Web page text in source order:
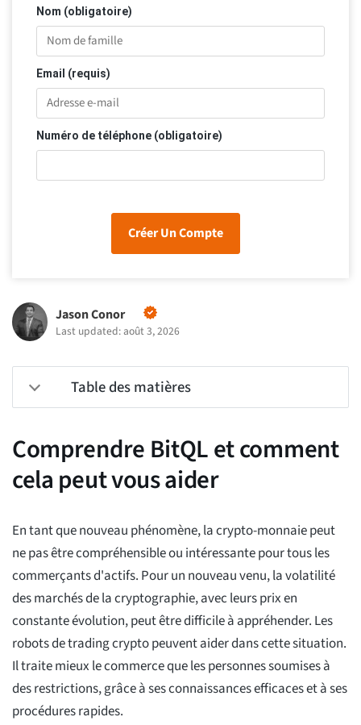
Nom (obligatoire)
Email (requis)
Numéro de téléphone (obligatoire)
Créer Un Compte
Jason Conor
Last updated: août 3, 2026
Table des matières
Comprendre BitQL et comment
cela peut vous aider
En tant que nouveau phénomène, la crypto-monnaie peut
ne pas être compréhensible ou intéressante pour tous les
commerçants d'actifs. Pour un nouveau venu, la volatilité
des marchés de la cryptographie, avec leurs prix en
constante évolution, peut être difficile à appréhender. Les
robots de trading crypto peuvent aider dans cette situation.
Il traite mieux le commerce que les personnes soumises à
des restrictions, grâce à ses connaissances efficaces et à ses
procédures rapides.